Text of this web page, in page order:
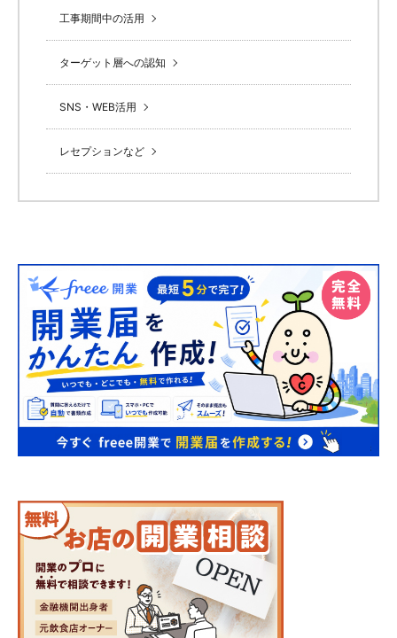
工事期間中の活用
ターゲット層への認知
SNS・WEB活用
レセプションなど